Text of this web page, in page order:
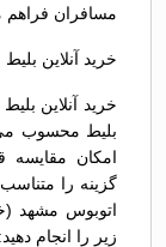
مسافران فراهم
خرید آنلاین
خرید آنلاین
بلیط محسوب
امکان مقایسه
گزینه را متناسب
اتوبوس مشهد
زیر را انجام دهید: